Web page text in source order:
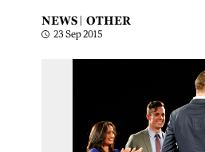
NEWS | OTHER
23 Sep 2015